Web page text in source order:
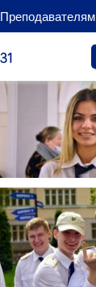
Преподавателям